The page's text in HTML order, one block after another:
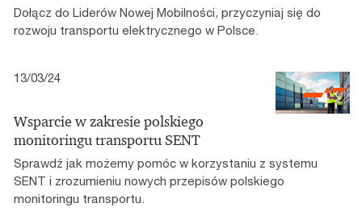
Dołącz do Liderów Nowej Mobilności, przyczyniaj się do
rozwoju transportu elektrycznego w Polsce.
13/03/24
Wsparcie w zakresie polskiego
monitoringu transportu SENT
Sprawdź jak możemy pomóc w korzystaniu z systemu
SENT i zrozumieniu nowych przepisów polskiego
monitoringu transportu.